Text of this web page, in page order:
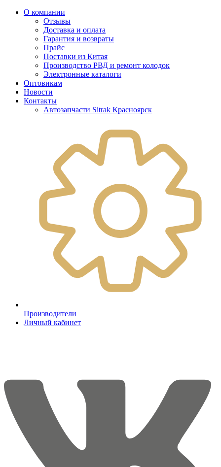
О компании
Отзывы
Доставка и оплата
Гарантия и возвраты
Прайс
Поставки из Китая
Производство РВД и ремонт колодок
Электронные каталоги
Оптовикам
Новости
Контакты
Автозапчасти Sitrak Красноярск
Производители
Личный кабинет